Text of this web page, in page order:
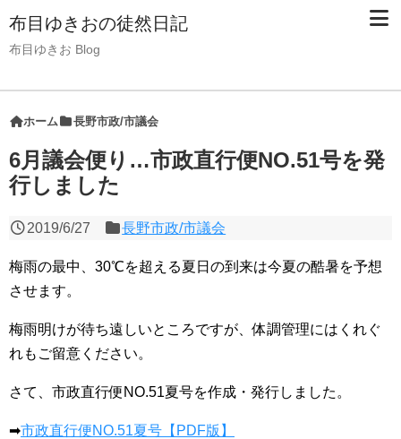
布目ゆきおの徒然日記
布目ゆきお Blog
ホーム 長野市政/市議会
6月議会便り…市政直行便NO.51号を発
行しました
2019/6/27 長野市政/市議会
梅雨の最中、30℃を超える夏日の到来は今夏の酷暑を予想
させます。
梅雨明けが待ち遠しいところですが、体調管理にはくれぐ
れもご留意ください。
さて、市政直行便NO.51夏号を作成・発行しました。
➡市政直行便NO.51夏号【PDF版】